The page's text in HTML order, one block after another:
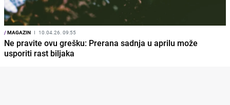
/MAGAZIN I 10.04.26. 09:55
Ne pravite ovu grešku: Prerana sadnja u aprilu može
usporiti rast biljaka